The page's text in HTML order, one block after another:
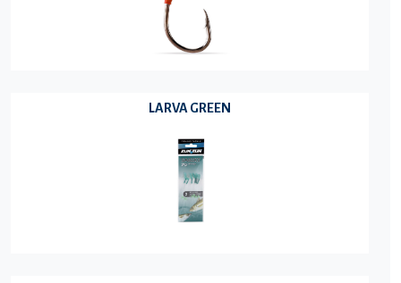
LARVA GREEN